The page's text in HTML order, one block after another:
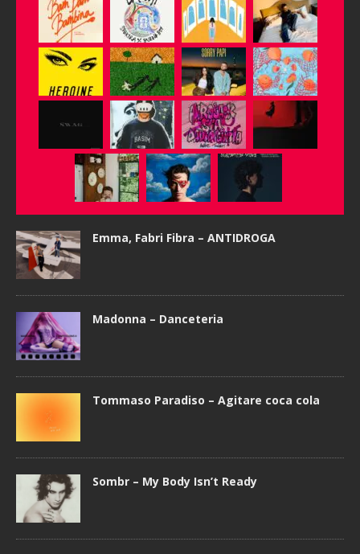
Emma, Fabri Fibra – ANTIDROGA
Madonna – Danceteria
Tommaso Paradiso – Agitare coca cola
Sombr – My Body Isn’t Ready